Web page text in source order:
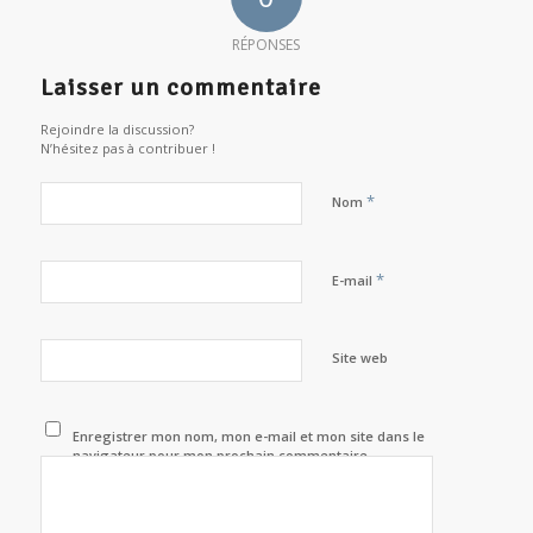
RÉPONSES
Laisser un commentaire
Rejoindre la discussion?
N’hésitez pas à contribuer !
Nom *
E-mail *
Site web
Enregistrer mon nom, mon e-mail et mon site dans le
navigateur pour mon prochain commentaire.